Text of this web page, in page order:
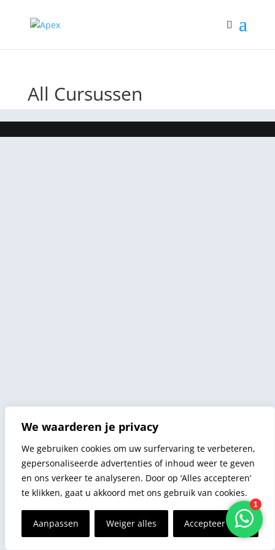
We waarderen je privacy
We gebruiken cookies om uw surfervaring te verbeteren,
gepersonaliseerde advertenties of inhoud weer te geven
en ons verkeer te analyseren. Door op ‘Alles accepteren’
te klikken, gaat u akkoord met ons gebruik van cookies.
Aanpassen Weiger alles Accepteer alles
All Cursussen